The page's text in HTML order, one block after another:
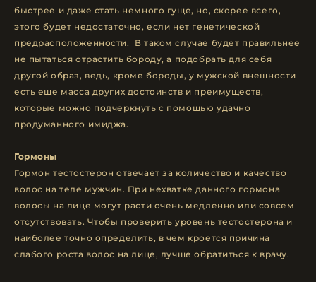
быстрее и даже стать немного гуще, но, скорее всего,
этого будет недостаточно, если нет генетической
предрасположенности. В таком случае будет правильнее
не пытаться отрастить бороду, а подобрать для себя
другой образ, ведь, кроме бороды, у мужской внешности
есть еще масса других достоинств и преимуществ,
которые можно подчеркнуть с помощью удачно
продуманного имиджа.
Гормоны
Гормон тестостерон отвечает за количество и качество
волос на теле мужчин. При нехватке данного гормона
волосы на лице могут расти очень медленно или совсем
отсутствовать. Чтобы проверить уровень тестостерона и
наиболее точно определить, в чем кроется причина
слабого роста волос на лице, лучше обратиться к врачу.